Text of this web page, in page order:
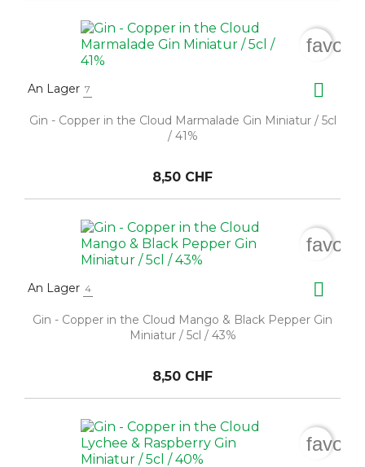
An Lager 7 
Gin - Copper in the Cloud Marmalade Gin Miniatur / 5cl
/ 41%
8,50 CHF
An Lager 4 
Gin - Copper in the Cloud Mango & Black Pepper Gin
Miniatur / 5cl / 43%
8,50 CHF